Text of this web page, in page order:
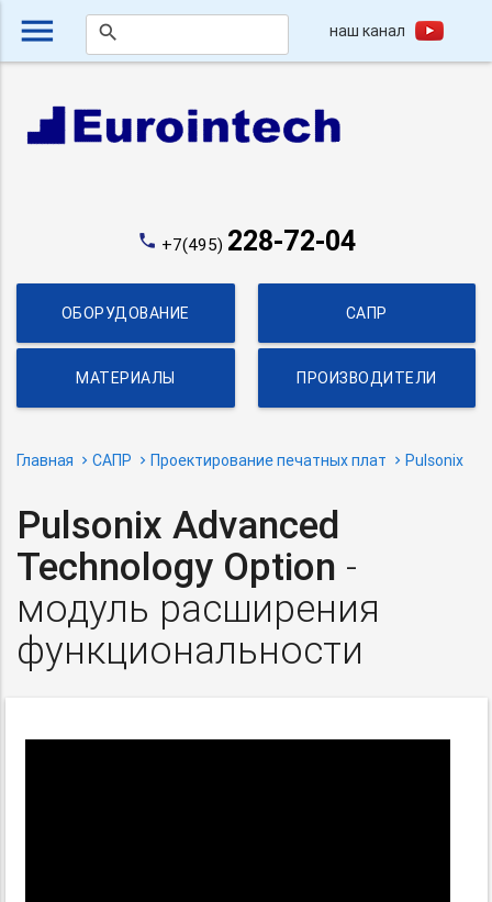
menu search наш канал
phone +7(495) 228-72-04
ОБОРУДОВАНИЕ САПР
МАТЕРИАЛЫ ПРОИЗВОДИТЕЛИ
Главная САПР Проектирование печатных плат Pulsonix
Pulsonix Advanced
Technology Option -
модуль расширения
функциональности